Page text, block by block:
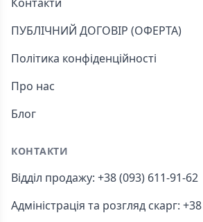
ПУБЛІЧНИЙ ДОГОВІР (ОФЕРТА)
Політика конфіденційності
Про нас
Блог
КОНТАКТИ
Відділ продажу: +38 (093) 611-91-62
Адміністрація та розгляд скарг: